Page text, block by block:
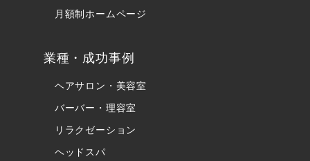
月額制ホームページ
業種・成功事例
ヘアサロン・美容室
バーバー・理容室
リラクゼーション
ヘッドスパ